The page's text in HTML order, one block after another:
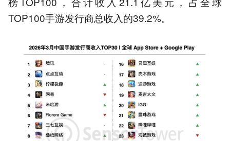
TOP100手游发行商总收入的39.2%。